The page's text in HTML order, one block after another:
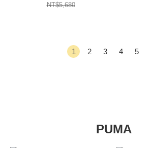
NT$5,680
1 2 3 4 5
PUMA